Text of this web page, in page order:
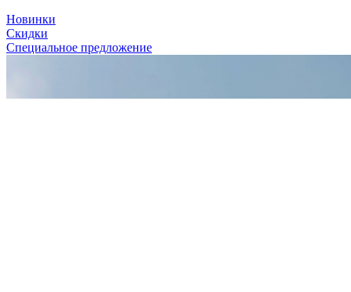
Новинки
Скидки
Специальное предложение